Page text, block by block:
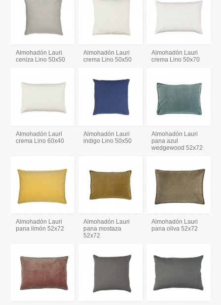
Almohadón Lauri
ceniza Lino 50x50
Almohadón Lauri
crema Lino 50x50
Almohadón Lauri
crema Lino 50x70
Almohadón Lauri
crema Lino 60x40
Almohadón Lauri
indigo Lino 50x50
Almohadón Lauri
pana azul
wedgewood 52x72
Almohadón Lauri
pana limón 52x72
Almohadón Lauri
pana mostaza
52x72
Almohadón Lauri
pana oliva 52x72